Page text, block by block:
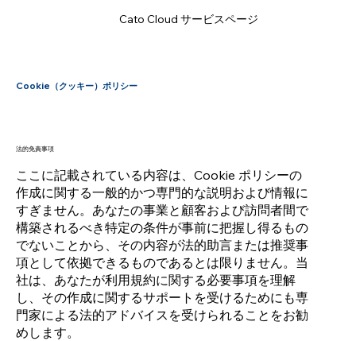
Cato Cloud サービスページ
Cookie（クッキー）ポリシー
ここに記載されている内容は、Cookie ポリシーの
作成に関する一般的かつ専門的な説明および情報に
すぎません。あなたの事業と顧客および訪問者間で
構築されるべき特定の条件が事前に把握し得るもの
でないことから、その内容が法的助言または推奨事
項として依拠できるものであるとは限りません。当
社は、あなたが利用規約に関する必要事項を理解
し、その作成に関するサポートを受けるためにも専
門家による法的アドバイスを受けられることをお勧
めします。
法的免責事項